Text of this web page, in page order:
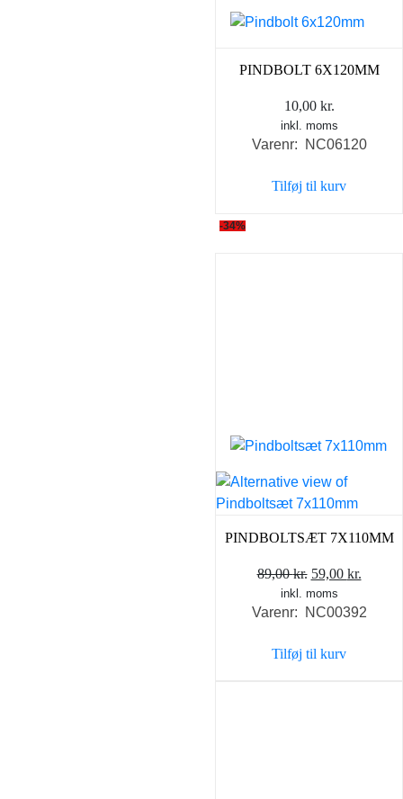
PINDBOLT 6X120MM
10,00 kr.
inkl. moms
Varenr: NC06120
Tilføj til kurv
-34%
PINDBOLTSÆT 7X110MM
89,00kr. Den
oprindelige
pris
89,00 kr..
59,00 kr.
pris
inkl. moms
Varenr: NC00392
Tilføj til kurv